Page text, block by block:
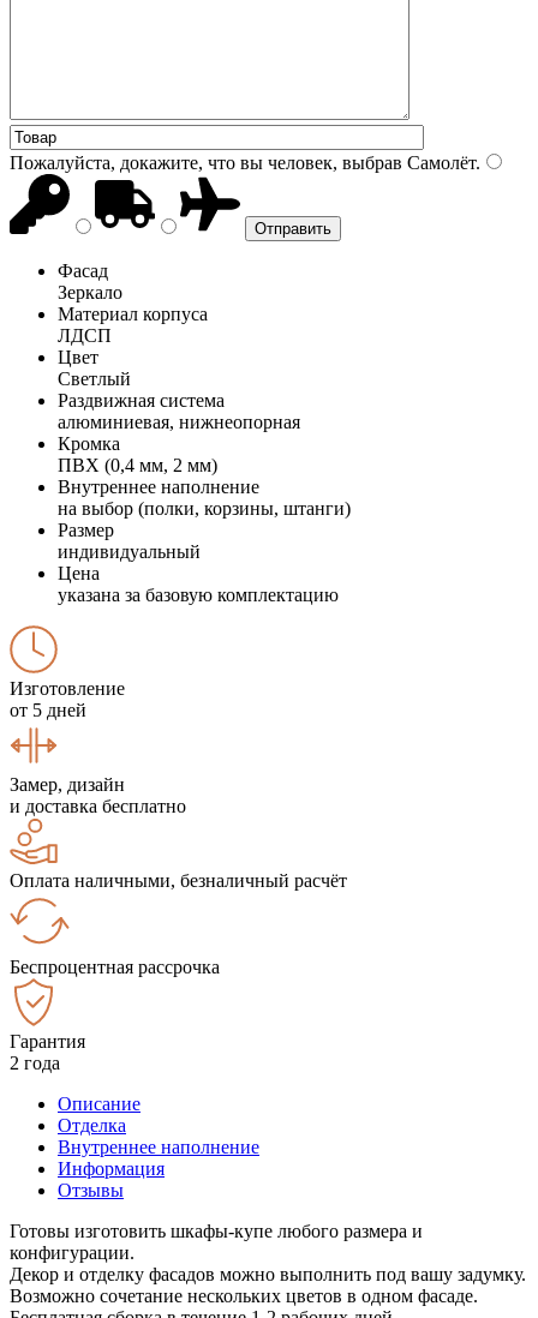
Пожалуйста, докажите, что вы человек, выбрав Самолёт.
Фасад
Зеркало
Материал корпуса
ЛДСП
Цвет
Светлый
Раздвижная система
алюминиевая, нижнеопорная
Кромка
ПВХ (0,4 мм, 2 мм)
Внутреннее наполнение
на выбор (полки, корзины, штанги)
Размер
индивидуальный
Цена
указана за базовую комплектацию
Изготовление
от 5 дней
Замер, дизайн
и доставка бесплатно
Оплата наличными, безналичный расчёт
Беспроцентная рассрочка
Гарантия
2 года
Описание
Отделка
Внутреннее наполнение
Информация
Отзывы
Готовы изготовить шкафы-купе любого размера и
конфигурации.
Декор и отделку фасадов можно выполнить под вашу задумку.
Возможно сочетание нескольких цветов в одном фасаде.